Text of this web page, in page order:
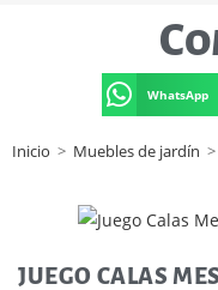
WhatsApp
Inicio > Muebles de jardín >
JUEGO CALAS